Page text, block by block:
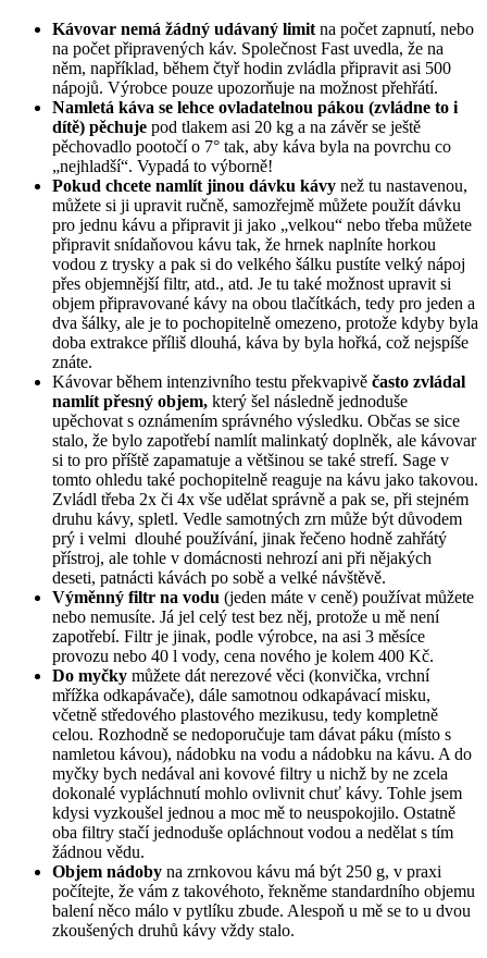
Kávovar nemá žádný udávaný limitna počet zapnutí, nebo
na počet připravených káv. Společnost Fast uvedla, že na
něm, například, během čtyř hodin zvládla připravit asi 500
nápojů. Výrobce pouze upozorňuje na možnost přehřátí.
Namletá káva se lehce ovladatelnou pákou (zvládne to i
dítě) pěchuje pod tlakem asi 20 kg a na závěr se ještě
pěchovadlo pootočí o 7° tak, aby káva byla na povrchu co
„nejhladší“. Vypadá to výborně!
Pokud chcete namlít jinou dávku kávy než tu nastavenou,
můžete si ji upravit ručně, samozřejmě můžete použít dávku
pro jednu kávu a připravit ji jako „velkou“ nebo třeba můžete
připravit snídaňovou kávu tak, že hrnek naplníte horkou
vodou z trysky a pak si do velkého šálku pustíte velký nápoj
přes objemnější filtr, atd., atd. Je tu také možnost upravit si
objem připravované kávy na obou tlačítkách, tedy pro jeden a
dva šálky, ale je to pochopitelně omezeno, protože kdyby byla
doba extrakce příliš dlouhá, káva by byla hořká, což nejspíše
znáte.
Kávovar během intenzivního testu překvapivě často zvládal
namlít přesný objem, který šel následně jednoduše
upěchovat s oznámením správného výsledku. Občas se sice
stalo, že bylo zapotřebí namlít malinkatý doplněk, ale kávovar
si to pro příště zapamatuje a většinou se také strefí. Sage v
tomto ohledu také pochopitelně reaguje na kávu jako takovou.
Zvládl třeba 2x či 4x vše udělat správně a pak se, při stejném
druhu kávy, spletl. Vedle samotných zrn může být důvodem
prý i velmi dlouhé používání, jinak řečeno hodně zahřátý
přístroj, ale tohle v domácnosti nehrozí ani při nějakých
deseti, patnácti kávách po sobě a velké návštěvě.
Výměnný filtr na vodu (jeden máte v ceně) používat můžete
nebo nemusíte. Já jel celý test bez něj, protože u mě není
zapotřebí. Filtr je jinak, podle výrobce, na asi 3 měsíce
provozu nebo 40 l vody, cena nového je kolem 400 Kč.
Do myčky můžete dát nerezové věci (konvička, vrchní
mřížka odkapávače), dále samotnou odkapávací misku,
včetně středového plastového mezikusu, tedy kompletně
celou. Rozhodně se nedoporučuje tam dávat páku (místo s
namletou kávou), nádobku na vodu a nádobku na kávu. A do
myčky bych nedával ani kovové filtry u nichž by ne zcela
dokonalé vypláchnutí mohlo ovlivnit chuť kávy. Tohle jsem
kdysi vyzkoušel jednou a moc mě to neuspokojilo. Ostatně
oba filtry stačí jednoduše opláchnout vodou a nedělat s tím
žádnou vědu.
Objem nádoby na zrnkovou kávu má být 250 g, v praxi
počítejte, že vám z takovéhoto, řekněme standardního objemu
balení něco málo v pytlíku zbude. Alespoň u mě se to u dvou
zkoušených druhů kávy vždy stalo.